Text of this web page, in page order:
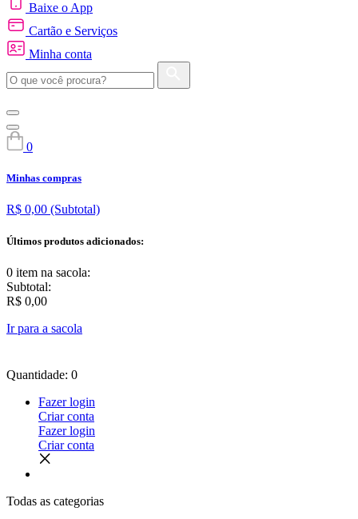
Baixe o App
Cartão e Serviços
Minha conta
0
Minhas compras
R$ 0,00 (Subtotal)
Últimos produtos adicionados:
0 item na sacola:
Subtotal:
R$ 0,00
Ir para a sacola
Quantidade: 0
Fazer login
Criar conta
Fazer login
Criar conta
Todas as categorias